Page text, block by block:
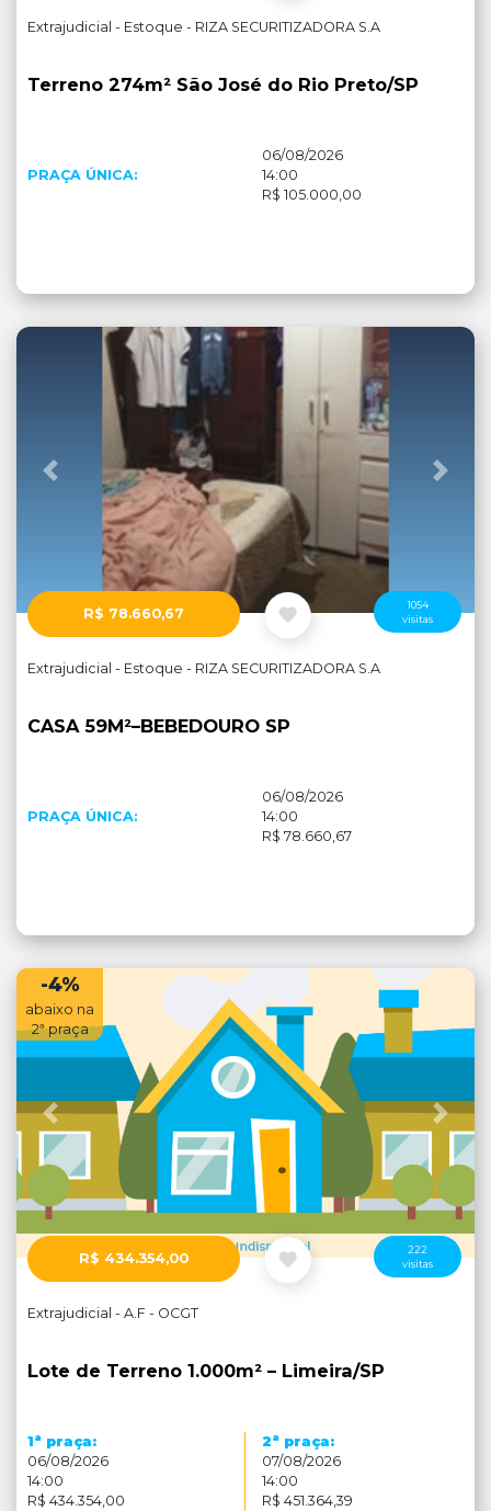
Extrajudicial - Estoque - RIZA SECURITIZADORA S.A
Terreno 274m² São José do Rio Preto/SP
PRAÇA ÚNICA:
06/08/2026
14:00
R$ 105.000,00
Anterior
R$ 78.660,67
1054
visitas
Extrajudicial - Estoque - RIZA SECURITIZADORA S.A
CASA 59M²–BEBEDOURO SP
PRAÇA ÚNICA:
06/08/2026
14:00
R$ 78.660,67
Anterior
-4%
abaixo na
2ª praça
R$ 434.354,00
222
visitas
Extrajudicial - A.F - OCGT
Lote de Terreno 1.000m² – Limeira/SP
1a praça:
06/08/2026
14:00
R$ 434.354,00
2a praça:
07/08/2026
14:00
R$ 451.364,39